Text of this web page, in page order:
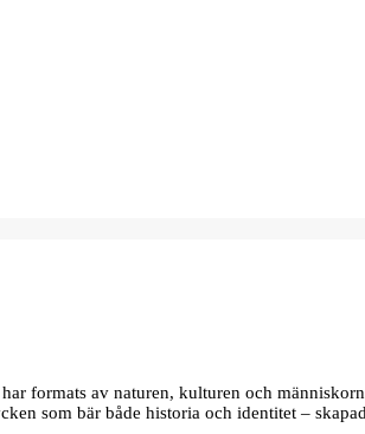
formats av naturen, kulturen och
som bär både historia och identitet –